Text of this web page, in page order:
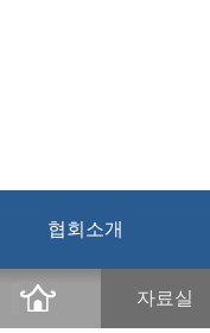
협회소개
자료